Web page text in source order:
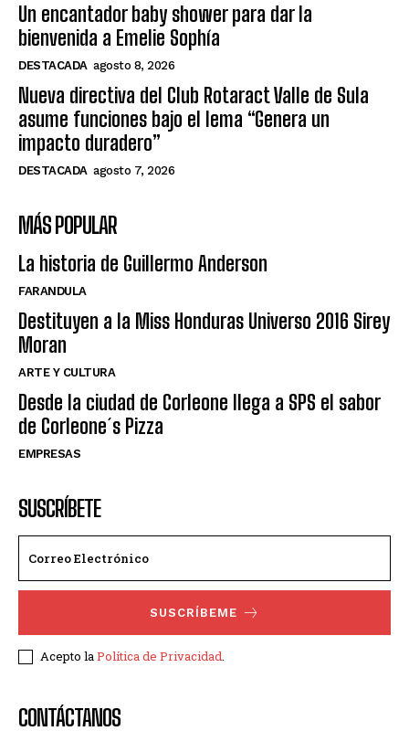
Un encantador baby shower para dar la
bienvenida a Emelie Sophía
DESTACADA agosto 8, 2026
Nueva directiva del Club Rotaract Valle de Sula
asume funciones bajo el lema “Genera un
impacto duradero”
DESTACADA agosto 7, 2026
MÁS POPULAR
La historia de Guillermo Anderson
FARANDULA
Destituyen a la Miss Honduras Universo 2016 Sirey
Moran
ARTE Y CULTURA
Desde la ciudad de Corleone llega a SPS el sabor
de Corleone´s Pizza
EMPRESAS
SUSCRÍBETE
SUSCRÍBEME
Acepto laPolítica de Privacidad.
CONTÁCTANOS